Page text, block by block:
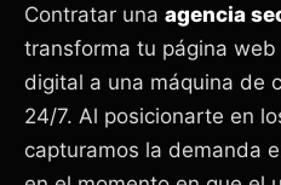
Contratar una agencia
transforma tu página
digital a una máquina de
24/7. Al posicionarte en
capturamos la demanda